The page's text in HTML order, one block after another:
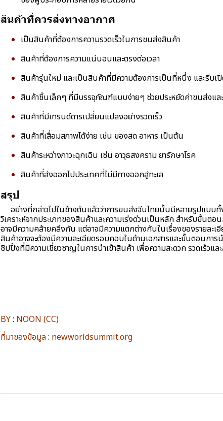
สินค้าที่ควรส่งทางอากาศ
เป็นสินค้าที่ต้องการความรวดเร็วในการขนส่งสินค้า
สินค้าที่ต้องการความแน่นอนและตรงต่อเวลา
สินค้ารุ่นใหม่ และเป็นสินค้าที่มีความต้องการเป็นที่หนึ่ง และรีบเ
สินค้าชิ้นเล็กๆ ที่มีบรรจุภัณฑ์แบบง่ายๆ ช่วยประหยัดค่าขนส่งแล
สินค้าที่มีเทรนด์ดารเปลี่ยนแปลงอย่างรวดเร็ว
สินค้าที่เสื่อมสภาพได้ง่าย เช่น ของสด อาหาร เป็นต้น
สินค้าระหว่างภาวะฉุกเฉิน เช่น อาวุธสงคราม ยารักษาโรค
สินค้าที่ส่งออกไปประเทศที่ไม่มีทางออกสู่ทะเล
สรุป
อย่างที่กล่าวไปในข้างต้นแล้วว่าการขนส่งจีนไทยนั้นมีหลายรูปแบบ
วิเคราะห์จากประเภทของสินค้าและความเร่งด่วนเป็นหลัก สำหรับขั้นตอ
อาจมีความคล้ายคลึงกัน แต่อาจมีความแตกต่างกันในเรื่องของรายละเ
สินค้าอาจจะต้องมีความละเอียดรอบคอบในด้านเอกสารและขั้นตอนกา
ชิปปิ้งที่มีความเชี่ยวชาญในการนำเข้าสินค้า เพื่อความสะดวก รวดเร็วแ
BY: NOON (CC)
ที่มาของข้อมูล: newworldsummit.org